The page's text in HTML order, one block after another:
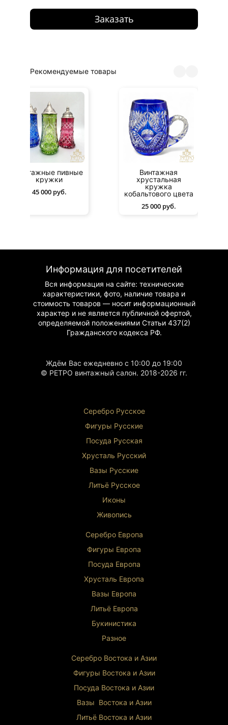
Заказать
Рекомендуемые товары
Винтажная
хрустальная
кружка
кобальтового цвета
25 000 руб.
Винтажные пивные
кружки
45 000 руб.
Информация для посетителей
Вся информация на сайте: технические
характеристики, фото, наличие товара и
стоимость товаров — носит информационный
характер и не является публичной офертой,
определяемой положениями Статьи 437(2)
Гражданскогокодекса РФ.
Ждём Вас ежедневно с 10:00 до 19:00
© РЕТРО винтажный салон. 2018-2026 гг.
Серебро Русское
Фигуры Русские
Посуда Русская
Хрусталь Русский
Вазы Русские
Литьё Русское
Иконы
Живопись
Серебро Европа
Фигуры Европа
Посуда Европа
Хрусталь Европа
Вазы Европа
Литьё Европа
Букинистика
Разное
Серебро Востока и Азии
Фигуры Востока и Азии
Посуда Востока и Азии
Вазы Востока и Азии
Литьё Востока и Азии